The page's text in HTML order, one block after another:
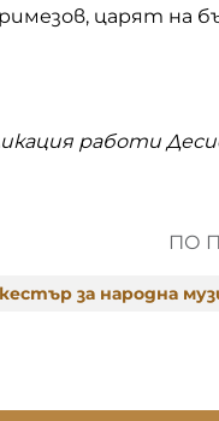
царят на
работи
ПО
за народна